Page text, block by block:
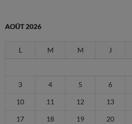
AOÛT 2026
L M M J
3 4 5 6
10 11 12 13
17 18 19 20